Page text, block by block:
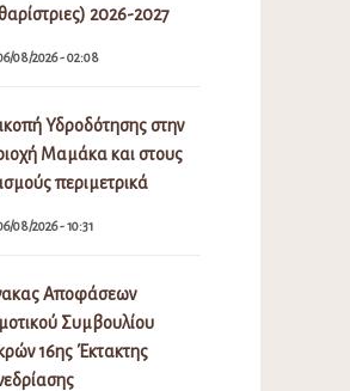
2026-2027
08/2026 - 02:08
Υδροδότησης στην
Μαμάκα και στους
περιμετρικά
08/2026 - 10:31
Αποφάσεων
Συμβουλίου
16ης Έκτακτης